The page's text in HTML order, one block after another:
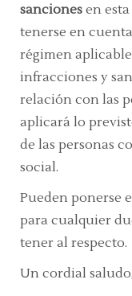
sanciones en
tenerse en
régimen
infracciones y
relación con las
aplicará lo
de las personas
social.
Pueden ponerse
para cualquier
tener al respecto.
Un cordial saludo,